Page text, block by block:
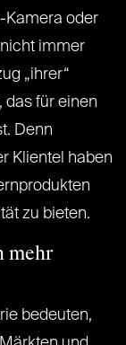
Kamera oder
immer
„ihrer“
das für einen
Denn
Klientel haben
zu bieten.
mehr
bedeuten,